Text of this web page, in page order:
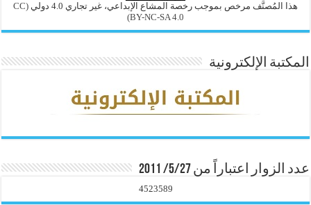
هذا المُصنَّف مرخص بموجب رخصة المشاع الإبداعي، غير تجاري 4.0 دولي
(CC
BY-NC-SA 4.0)
المكتبة الإلكترونية
عدد الزوار اعتباراً من 5/27/ 2011
4523589